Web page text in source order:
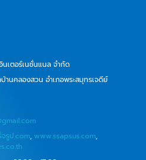
เตอร์เนชั่นแนล จำกัด
านคลองสวน อำเภอพระสมุทรเจดีย์
จรูป.com, www.ssapsus.com,